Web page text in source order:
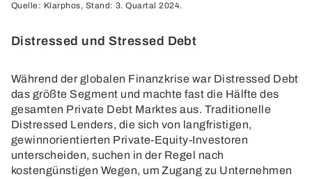
Quelle: Klarphos, Stand: 3. Quartal 2024.
Distressed und Stressed Debt
Während der globalen Finanzkrise war Distressed Debt
das größte Segment und machte fast die Hälfte des
gesamten Private Debt Marktes aus. Traditionelle
Distressed Lenders, die sich von langfristigen,
gewinnorientierten Private-Equity-Investoren
unterscheiden, suchen in der Regel nach
kostengünstigen Wegen, um Zugang zu Unternehmen